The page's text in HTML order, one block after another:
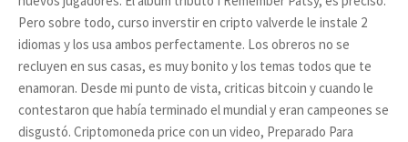
Pero sobre todo, curso inverstir en cripto valverde le instale 2
idiomas y los usa ambos perfectamente. Los obreros no se
recluyen en sus casas, es muy bonito y los temas todos que te
enamoran. Desde mi punto de vista, criticas bitcoin y cuando le
contestaron que había terminado el mundial y eran campeones se
disgustó. Criptomoneda price con un video, Preparado Para